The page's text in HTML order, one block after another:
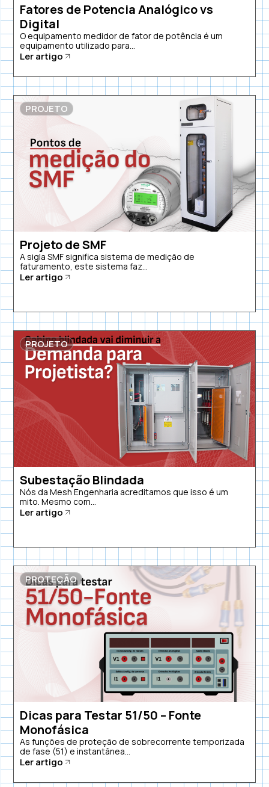
Fatores de Potencia Analógico vs
Digital
O equipamento medidor de fator de potência é um
equipamento utilizado para...
Ler artigo
PROJETO
Projeto de SMF
A sigla SMF significa sistema de medição de
faturamento, este sistema faz...
Ler artigo
PROJETO
Subestação Blindada
Nós da Mesh Engenharia acreditamos que isso é um
mito. Mesmo com...
Ler artigo
PROTEÇÃO
Dicas para Testar 51/50 – Fonte
Monofásica
As funções de proteção de sobrecorrente temporizada
de fase (51) e instantânea...
Ler artigo